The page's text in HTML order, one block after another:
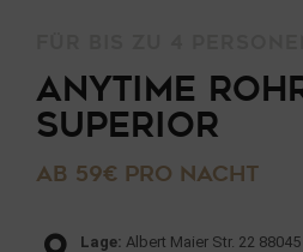
ANYTIME
Superior
Ab 59€ pro Nacht
Lage: Albert Maier Str. 22